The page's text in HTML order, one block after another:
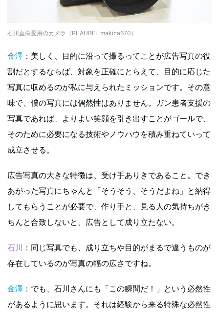
石川直樹愛用のカメラ（PLAUBEL makina670）
金澤 ：美しく、目的に沿って撮るってことが広告写真の役
割だとするならば、対象を正確にとらえて、目的に応じた
写真に収めるのが私に与えられたミッションです。その意
味で、僕の写真には偶然性はありません。ガン患者支援の
写真であれば、よりよい笑顔を引き出すことがゴールで、
そのために必要になる技術やノウハウを積み重ねていって
成立させる。
広告写真の大きな特徴は、受け手ありきであること。でき
あがった写真にちゃんと「そうそう、そうだよね」と納得
してもらうことが必要で、作り手と、見る人の気持ちがき
ちんと合致しないと、広告として成り立たない。
石川
：同じ写真でも、成り立ちや目的がまるで違うものが
存在しているのが写真の幅の広さですね。
金澤 ：でも、石川さんにも「この瞬間だ！」という必然性
があるように思います。それは経験から来る特殊な必然性